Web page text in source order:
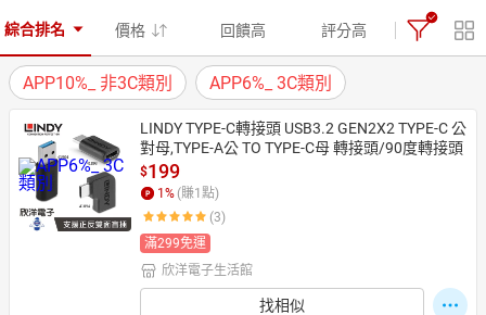
抽7777點
熱搜 日本住宿優惠
熱搜 日本住宿優惠
居家生活 3C家電 運動休閒
女裝 男裝
電子/紙本書
HOT
綜合排名 價格 回饋高 評分高
APP10%_ 非3C類別 APP6%_ 3C類別
LINDY TYPE-C轉接頭 USB3.2 GEN2X2 TYPE-C 公
對母,TYPE-A公 TO TYPE-C母 轉接頭/90度轉接頭
$199
1 % (賺1 點)
(3)
滿299免運
欣洋電子生活館
找相似